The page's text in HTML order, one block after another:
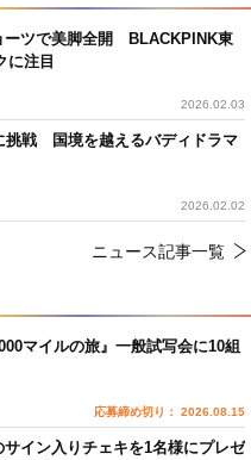
ーツで美脚全開 BLACKPINK東
に注目
2026.02.03
挑戦 国境を越えるバディドラマ
2026.02.02
ニュース記事一覧
マイルの旅』一般試写会に10組
応募締め切り： 2026.08.15
イン入りチェキを1名様にプレゼ